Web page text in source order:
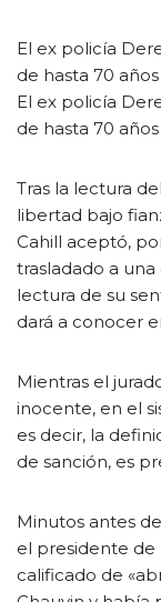
El ex policía
de hasta 70
El ex policía
de hasta 70
Tras la lectura
libertad bajo
Cahill aceptó,
trasladado a
lectura de su
dará a conocer
Mientras el
inocente, en el
es decir, la
de sanción, es
Minutos antes
el presidente de
calificado de